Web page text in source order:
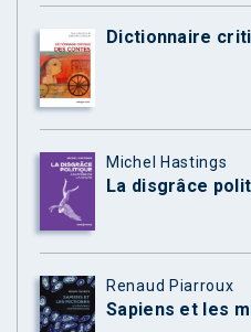
Dictionnaire
Michel Hastings
La disgrâce
Renaud Piarroux
Sapiens et les